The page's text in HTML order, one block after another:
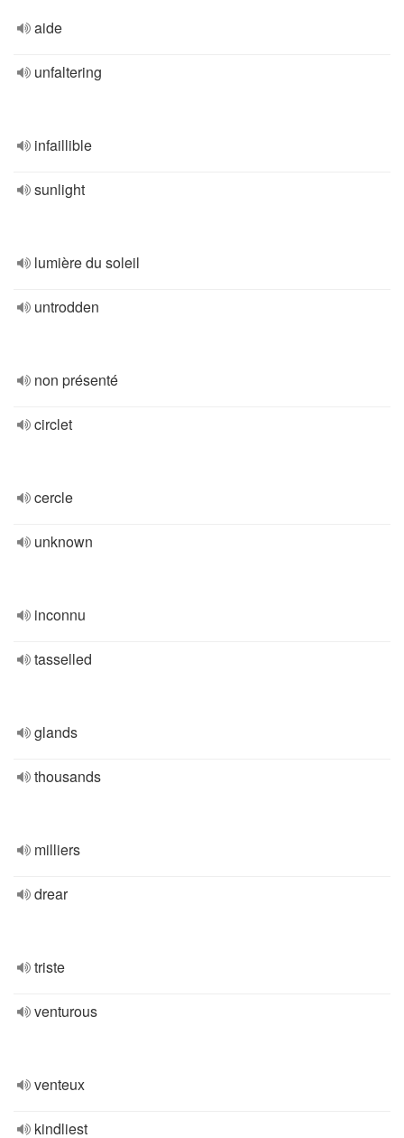
aide
unfaltering
infaillible
sunlight
lumière du soleil
untrodden
non présenté
circlet
cercle
unknown
inconnu
tasselled
glands
thousands
milliers
drear
triste
venturous
venteux
kindliest